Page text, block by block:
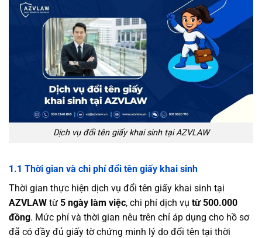
Dịch vụ đổi tên giấy khai sinh tại AZVLAW
1.1 Thời gian và chi phí đổi tên giấy khai sinh
Thời gian thực hiện dịch vụ đổi tên giấy khai sinh tại
AZVLAW từ 5 ngày làm việc, chi phí dịch vụ từ 500.000
đồng. Mức phí và thời gian nêu trên chỉ áp dụng cho hồ sơ
đã có đầy đủ giấy tờ chứng minh lý do đổi tên tại thời